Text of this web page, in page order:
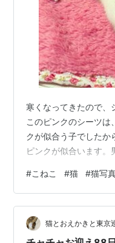
寒くなってきたので、
このピンクのシーツ
クが似合う子でしたか
ピンクが似合います。
#こねこ #猫 #猫写
猫とおえかきと東京